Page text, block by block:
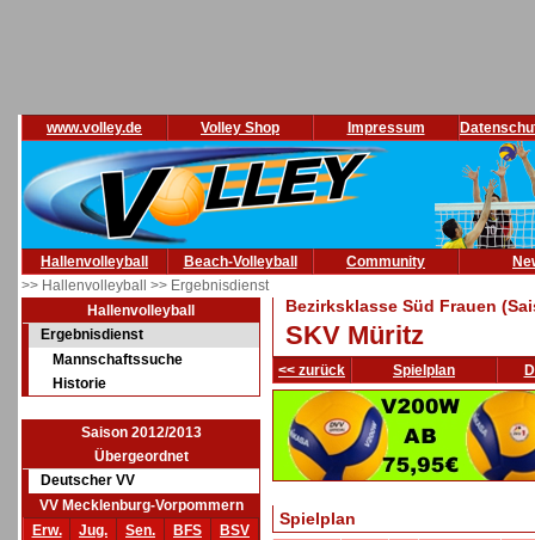
www.volley.de Volley Shop Impressum
Hallenvolleyball Beach-Volleyball Community
>> Hallenvolleyball >> Ergebnisdienst
Hallenvolleyball
Ergebnisdienst
Mannschaftssuche
Historie
Saison 2012/2013
Übergeordnet
Deutscher VV
VV Mecklenburg-Vorpommern
Erw.
Jug. Sen. BFS
BSV
Bezirksklasse Süd Frauen
SKV Müritz
<< zurück Spielplan
Spielplan